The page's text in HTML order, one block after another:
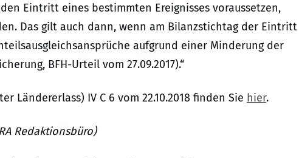
Eintritt eines bestimmten Ereignisses voraussetzen,
Das gilt auch dann, wenn am Bilanzstichtag der Eintritt
aufgrund einer Minderung der
BFH-Urteil vom 27.09.2017).“
Ländererlass) IV C 6 vom 22.10.2018 finden Sie hier.
Redaktionsbüro)